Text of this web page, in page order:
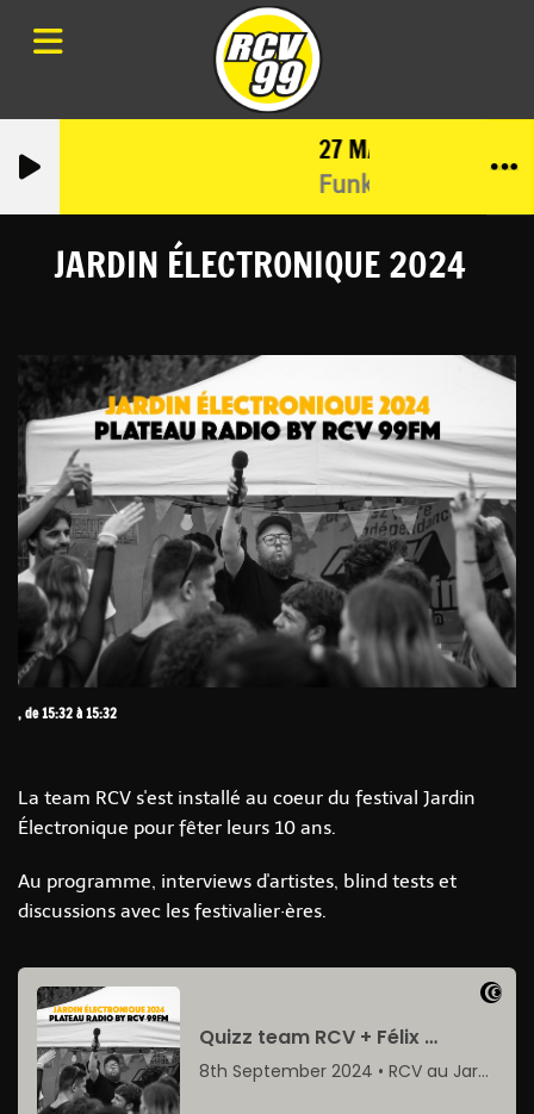
27 MARS 2026
Funk Your Head
JARDIN ÉLECTRONIQUE 2024
, de 15:32 à 15:32
La team RCV s'est installé au coeur du festival Jardin
Électronique pour fêter leurs 10 ans.
Au programme, interviews d'artistes, blind tests et
discussions avec les festivalier·ères.